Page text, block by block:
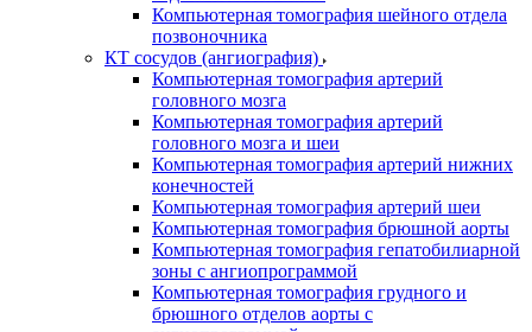
Компьютерная томография шейного отдела
позвоночника
КТ сосудов (ангиография)
Компьютерная томография артерий
головного мозга
Компьютерная томография артерий
головного мозга и шеи
Компьютерная томография артерий нижних
конечностей
Компьютерная томография артерий шеи
Компьютерная томография брюшной аорты
Компьютерная томография гепатобилиарной
зоны с ангиопрограммой
Компьютерная томография грудного и
брюшного отделов аорты с